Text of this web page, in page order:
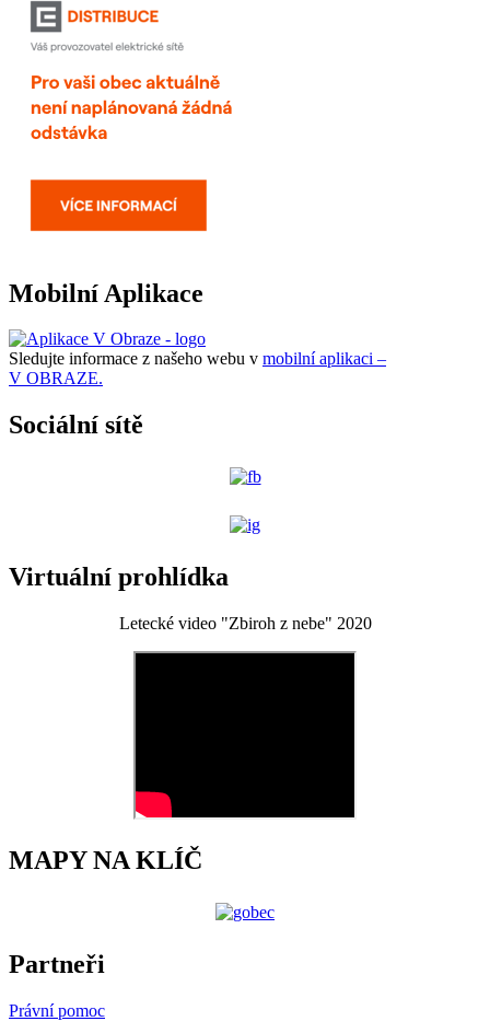
Mobilní Aplikace
Sledujte informace z našeho webu v mobilní aplikaci –
V OBRAZE.
Sociální sítě
Virtuální prohlídka
Letecké video "Zbiroh z nebe" 2020
MAPY NA KLÍČ
Partneři
Právní pomoc